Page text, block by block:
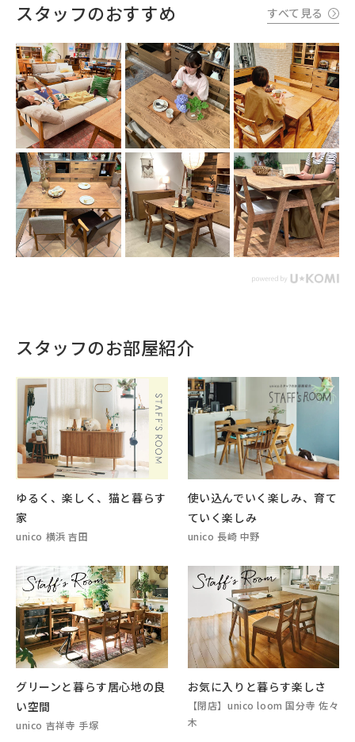
スタッフのおすすめ すべて見る
スタッフのお部屋紹介
ゆるく、楽しく、猫と暮らす
家
unico 横浜 吉田
使い込んでいく楽しみ、育て
ていく楽しみ
unico 長崎 中野
グリーンと暮らす居心地の良
い空間
unico 吉祥寺 手塚
お気に入りと暮らす楽しさ
【閉店】unico loom 国分寺 佐々
木